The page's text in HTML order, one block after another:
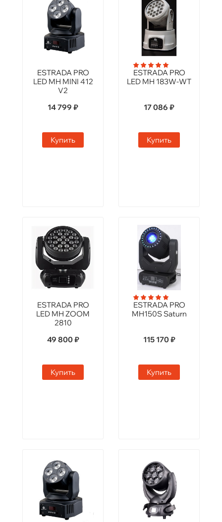
ESTRADA PRO
LED MH MINI 412
V2
14 799 ₽
Купить
ESTRADA PRO
LED MH 183W-WT
17 086 ₽
Купить
ESTRADA PRO
LED MH ZOOM
2810
49 800 ₽
Купить
ESTRADA PRO
MH150S Saturn
115 170 ₽
Купить